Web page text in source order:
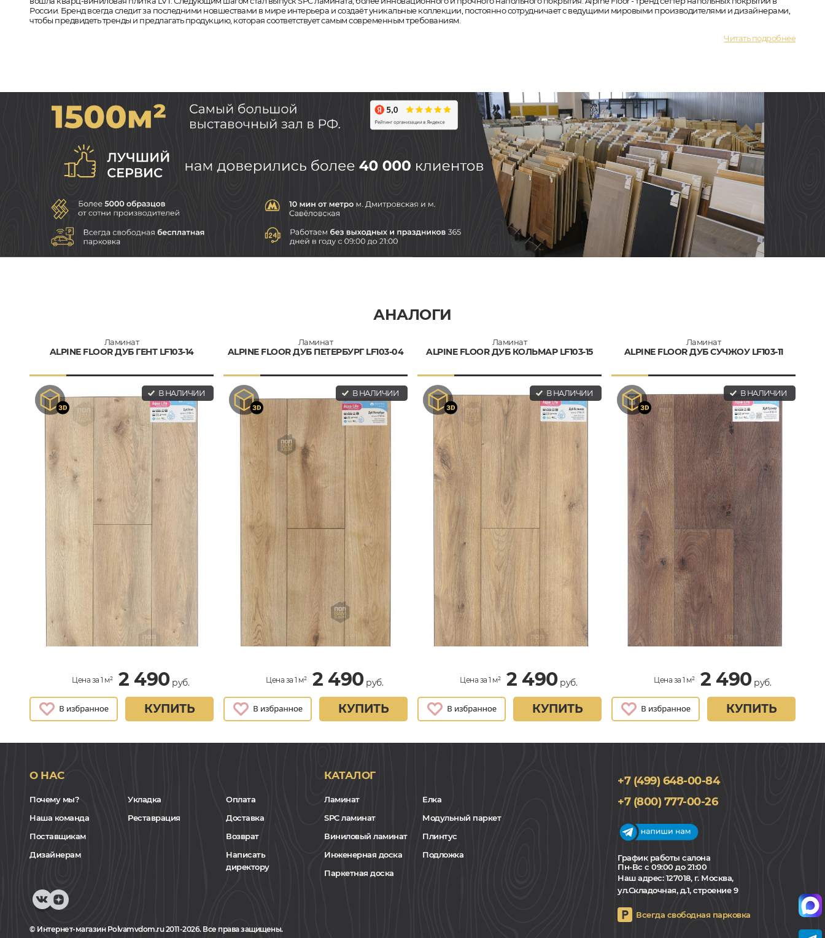
России. Бренд всегда следит за последними новшествами в мире интерьера и создаёт уникальные коллекции, постоянно сотрудничает с ведущими мировыми производителями и дизайнерами,
чтобы предвидеть тренды и предлагать продукцию, которая соответствует самым современным требованиям.
Читать подробнее
АНАЛОГИ
Ламинат
ALPINE FLOOR ДУБ ГЕНТ LF103-14
В НАЛИЧИИ
Цена за 1 м² 2 490руб.
КУПИТЬ
Ламинат
ALPINE FLOOR ДУБ ПЕТЕРБУРГ LF103-04
В НАЛИЧИИ
Цена за 1 м² 2 490руб.
КУПИТЬ
Ламинат
ALPINE FLOOR ДУБ КОЛЬМАР LF103-15
В НАЛИЧИИ
Цена за 1 м² 2 490руб.
КУПИТЬ
Ламинат
ALPINE FLOOR ДУБ СУЧЖОУ LF103-11
В НАЛИЧИИ
Цена за 1 м² 2 490руб.
КУПИТЬ
О НАС
Почему мы?
Наша команда
Поставщикам
Дизайнерам
Укладка
Реставрация
Оплата
Доставка
Возврат
Написать
директору
КАТАЛОГ
Ламинат
SPC ламинат
Виниловый ламинат
Инженерная доска
Паркетная доска
Елка
Модульный паркет
Плинтус
Подложка
+7 (499) 648-00-84
+7 (800) 777-00-26
График работы салона
Пн-Вс с 09:00 до 21:00
Наш адрес:127018, г. Москва,
ул.Складочная, д.1, строение 9
Всегда свободная парковка
© Интернет-магазин Polvamvdom.ru 2011-2026. Все права защищены.